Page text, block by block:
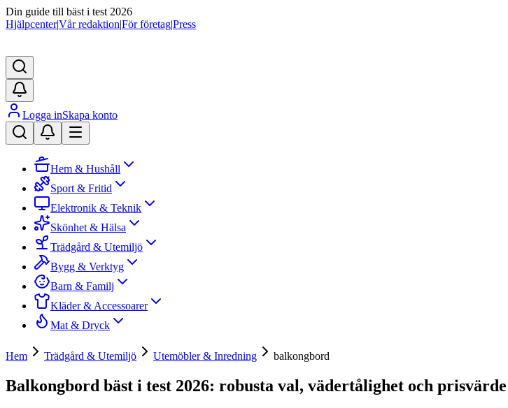
Din guide till bäst i test 2026
Hjälpcenter|Vår redaktion|För företag|Press
Logga inSkapa konto
Hem & Hushåll
Sport & Fritid
Elektronik & Teknik
Skönhet & Hälsa
Trädgård & Utemiljö
Bygg & Verktyg
Barn & Familj
Kläder & Accessoarer
Mat & Dryck
Hem Trädgård & Utemiljö Utemöbler & Inredning balkongbord
Balkongbord bäst i test 2026: robusta val, vädertålighet och